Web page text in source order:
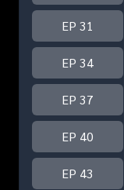
EP 31
EP 34
EP 37
EP 40
EP 43